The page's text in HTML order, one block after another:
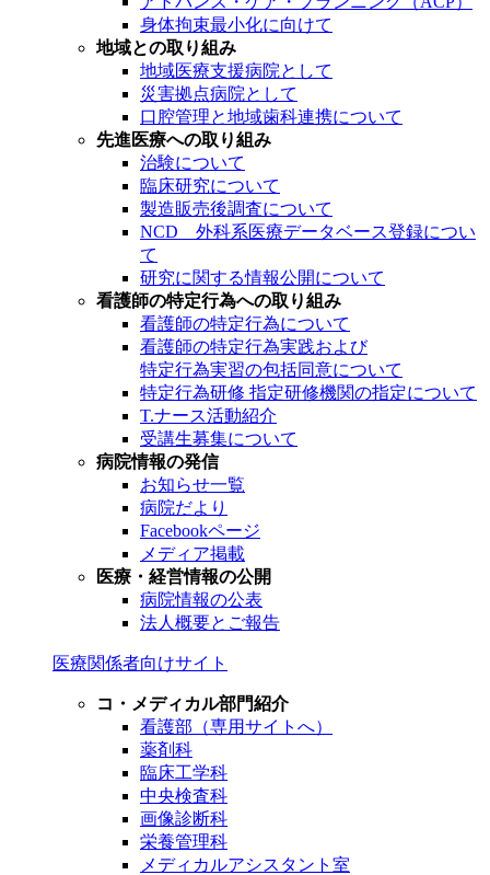
身体拘束最小化に向けて
地域との取り組み
地域医療支援病院として
災害拠点病院として
口腔管理と地域歯科連携について
先進医療への取り組み
治験について
臨床研究について
製造販売後調査について
NCD 外科系医療データベース登録につい
て
研究に関する情報公開について
看護師の特定行為への取り組み
看護師の特定行為について
看護師の特定行為実践および
特定行為実習の包括同意について
特定行為研修 指定研修機関の指定について
T.ナース活動紹介
受講生募集について
病院情報の発信
お知らせ一覧
病院だより
Facebookページ
メディア掲載
医療・経営情報の公開
病院情報の公表
法人概要とご報告
医療関係者向けサイト
コ・メディカル部門紹介
看護部（専用サイトへ）
薬剤科
臨床工学科
中央検査科
画像診断科
栄養管理科
メディカルアシスタント室